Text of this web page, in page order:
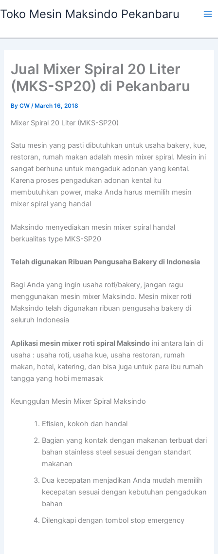
to
Toko Mesin Maksindo Pekanbaru
Jual Mixer Spiral 20 Liter
(MKS-SP20) di Pekanbaru
ByCW /March 16, 2018
Mixer Spiral 20 Liter (MKS-SP20)
Satu mesin yang pasti dibutuhkan untuk usaha bakery, kue,
restoran, rumah makan adalah mesin mixer spiral. Mesin ini
sangat berhuna untuk mengaduk adonan yang kental.
Karena proses pengadukan adonan kental itu
membutuhkan power, maka Anda harus memilih mesin
mixer spiral yang handal
Maksindo menyediakan mesin mixer spiral handal
berkualitas type MKS-SP20
Telah digunakan Ribuan Pengusaha Bakery di Indonesia
Bagi Anda yang ingin usaha roti/bakery, jangan ragu
menggunakan mesin mixer Maksindo. Mesin mixer roti
Maksindo telah digunakan ribuan pengusaha bakery di
seluruh Indonesia
Aplikasi mesin mixer roti spiral Maksindo ini antara lain di
usaha : usaha roti, usaha kue, usaha restoran, rumah
makan, hotel, katering, dan bisa juga untuk para ibu rumah
tangga yang hobi memasak
Keunggulan Mesin Mixer Spiral Maksindo
Efisien, kokoh dan handal
Bagian yang kontak dengan makanan terbuat dari
bahan stainless steel sesuai dengan standart
makanan
Dua kecepatan menjadikan Anda mudah memilih
kecepatan sesuai dengan kebutuhan pengadukan
bahan
Dilengkapi dengan tombol stop emergency